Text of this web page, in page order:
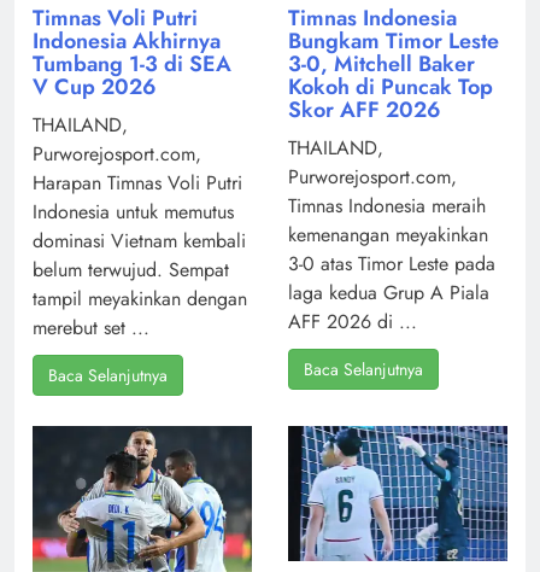
Timnas Voli Putri
Indonesia Akhirnya
Tumbang 1-3 di SEA
V Cup 2026
THAILAND,
Purworejosport.com,
Harapan Timnas Voli Putri
Indonesia untuk memutus
dominasi Vietnam kembali
belum terwujud. Sempat
tampil meyakinkan dengan
merebut set ...
Baca Selanjutnya
Timnas Indonesia
Bungkam Timor Leste
3-0, Mitchell Baker
Kokoh di Puncak Top
Skor AFF 2026
THAILAND,
Purworejosport.com,
Timnas Indonesia meraih
kemenangan meyakinkan
3-0 atas Timor Leste pada
laga kedua Grup A Piala
AFF 2026 di ...
Baca Selanjutnya